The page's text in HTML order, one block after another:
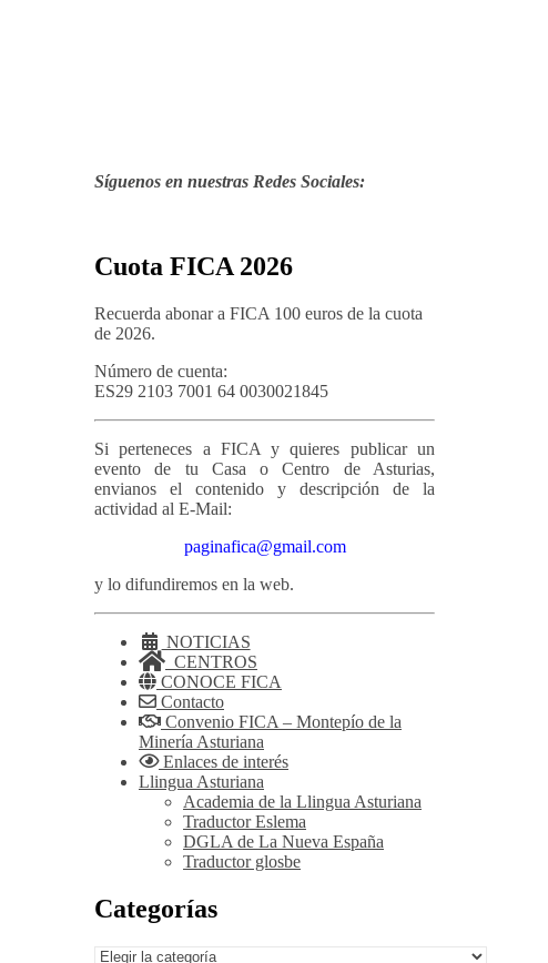
Síguenos en nuestras Redes Sociales:
Cuota FICA 2026
Recuerda abonar a FICA 100 euros de la cuota
de 2026.
Número de cuenta:
ES29 2103 7001 64 0030021845
Si perteneces a FICA y quieres publicar un
evento de tu Casa o Centro de Asturias,
envianos el contenido y descripción de la
actividad al E-Mail:
paginafica@gmail.com
y lo difundiremos en la web.
NOTICIAS
CENTROS
CONOCE FICA
Contacto
Convenio FICA – Montepío de la
Minería Asturiana
Enlaces de interés
Llingua Asturiana
Academia de la Llingua Asturiana
Traductor Eslema
DGLA de La Nueva España
Traductor glosbe
Categorías